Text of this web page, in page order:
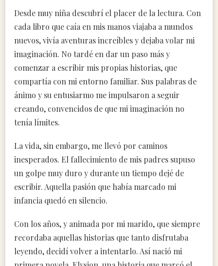
Desde muy niña descubrí el placer de la lectura. Con
cada libro que caía en mis manos viajaba a mundos
nuevos, vivía aventuras increíbles y dejaba volar mi
imaginación. No tardé en dar un paso más y
comenzar a escribir mis propias historias, que
compartía con mi entorno familiar. Sus palabras de
ánimo y su entusiarmo me impulsaron a seguir
creando, convencidos de que mi imaginación no
tenía límites.
La vida, sin embargo, me llevó por caminos
inesperados. El fallecimiento de mis padres supuso
un golpe muy duro y durante un tiempo dejé de
escribir. Aquella pasión que había marcado mi
infancia quedó en silencio.
Con los años, y animada por mi marido, que siempre
recordaba aquellas historias que tanto disfrutaba
leyendo, decidí volver a intentarlo. Así nació mi